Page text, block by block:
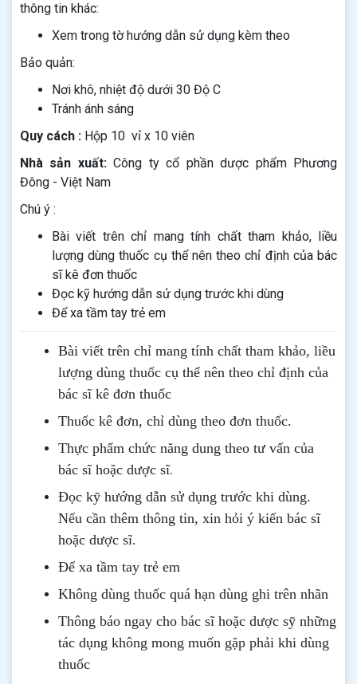
thông tin khác:
Xem trong tờ hướng dẫn sử dụng kèm theo
Bảo quản:
Nơi khô, nhiệt độ dưới 30 Độ C
Tránh ánh sáng
Quy cách : Hộp 10 vỉ x 10 viên
Nhà sản xuất:Công ty cổ phần dược phẩm Phương
Đông - Việt Nam
Chú ý :
Bài viết trên chỉ mang tính chất tham khảo, liều
lượng dùng thuốc cụ thể nên theo chỉ định của bác
sĩ kê đơn thuốc
Đọc kỹ hướng dẫn sử dụng trước khi dùng
Để xa tầm tay trẻ em
Bài viết trên chỉ mang tính chất tham khảo, liều
lượng dùng thuốc cụ thể nên theo chỉ định của
bác sĩ kê đơn thuốc
Thuốc kê đơn, chỉ dùng theo đơn thuốc.
Thực phẩm chức năng dung theo tư vấn của
bác sĩ hoặc dược sĩ.
Đọc kỹ hướng dẫn sử dụng trước khi dùng.
Nếu cần thêm thông tin, xin hỏi ý kiến bác sĩ
hoặc dược sĩ.
Để xa tầm tay trẻ em
Không dùng thuốc quá hạn dùng ghi trên nhãn
Thông báo ngay cho bác sĩ hoặc dược sỹ những
tác dụng không mong muốn gặp phải khi dùng
thuốc